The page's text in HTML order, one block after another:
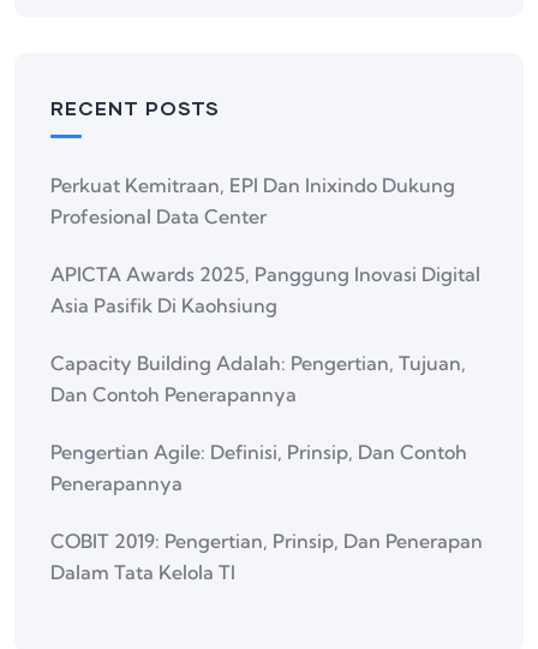
RECENT POSTS
Perkuat Kemitraan, EPI Dan Inixindo Dukung
Profesional Data Center
APICTA Awards 2025, Panggung Inovasi Digital
Asia Pasifik Di Kaohsiung
Capacity Building Adalah: Pengertian, Tujuan,
Dan Contoh Penerapannya
Pengertian Agile: Definisi, Prinsip, Dan Contoh
Penerapannya
COBIT 2019: Pengertian, Prinsip, Dan Penerapan
Dalam Tata Kelola TI